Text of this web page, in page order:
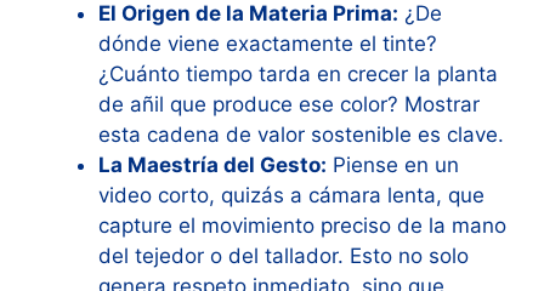
El Origen de la Materia Prima: ¿De
dónde viene exactamente el tinte?
¿Cuánto tiempo tarda en crecer la planta
de añil que produce ese color? Mostrar
esta cadena de valor sostenible es clave.
La Maestría del Gesto: Piense en un
video corto, quizás a cámara lenta, que
capture el movimiento preciso de la mano
del tejedor o del tallador. Esto no solo
genera respeto inmediato, sino que